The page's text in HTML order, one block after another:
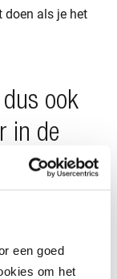
een goed
om het
doen als je het
ook
in de
functie bij
werkte hij
directeur, hij